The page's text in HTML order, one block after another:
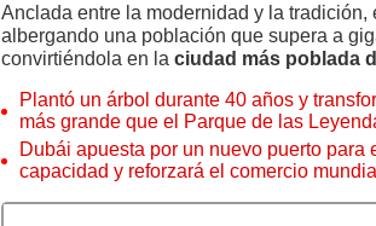
Anclada entre la modernidad y la tradición,
albergando una población que supera a
convirtiéndola en la ciudad más poblada
Plantó un árbol durante 40 años y
más grande que el Parque de las
Dubái apuesta por un nuevo puerto para
capacidad y reforzará el comercio